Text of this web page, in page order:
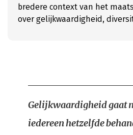
bredere context van het
over gelijkwaardigheid,
Gelijkwaardigheid gaat
iedereen hetzelfde